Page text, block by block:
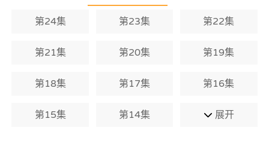
第24集 第23集 第22集
第21集 第20集 第19集
第18集 第17集 第16集
第15集 第14集 展开